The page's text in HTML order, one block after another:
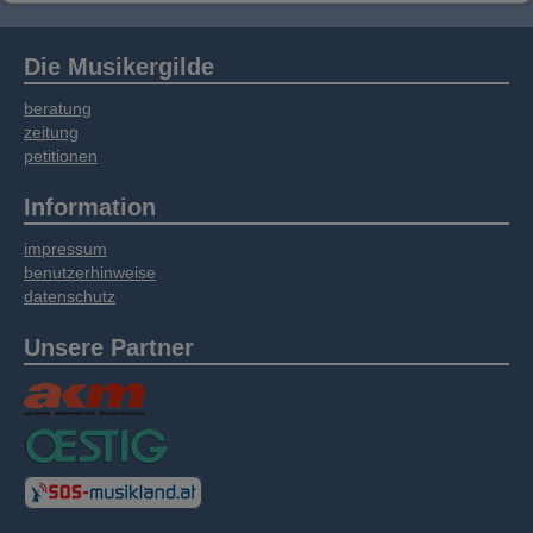
Die Musikergilde
beratung
zeitung
petitionen
Information
impressum
benutzerhinweise
datenschutz
Unsere Partner